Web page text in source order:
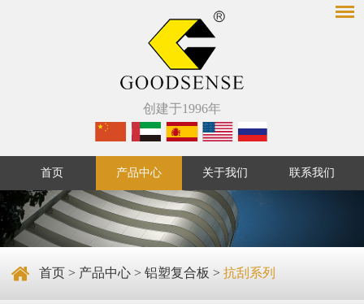
创建于1996年
首页 产品中心 关于我们 联系我们
首页 > 产品中心 >铝塑复合板 >抗刮系列